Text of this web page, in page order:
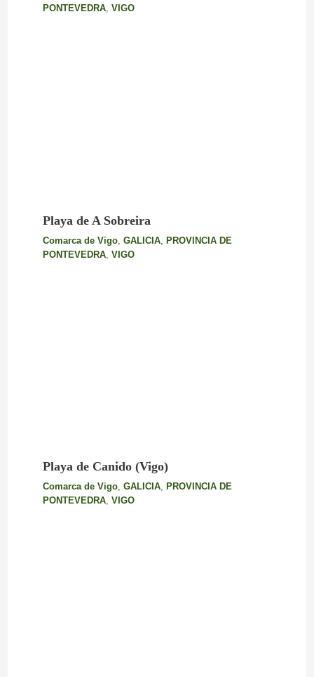
PONTEVEDRA, VIGO
Playa de A Sobreira
Comarca de Vigo, GALICIA, PROVINCIA DE
PONTEVEDRA, VIGO
Playa de Canido (Vigo)
Comarca de Vigo, GALICIA, PROVINCIA DE
PONTEVEDRA, VIGO